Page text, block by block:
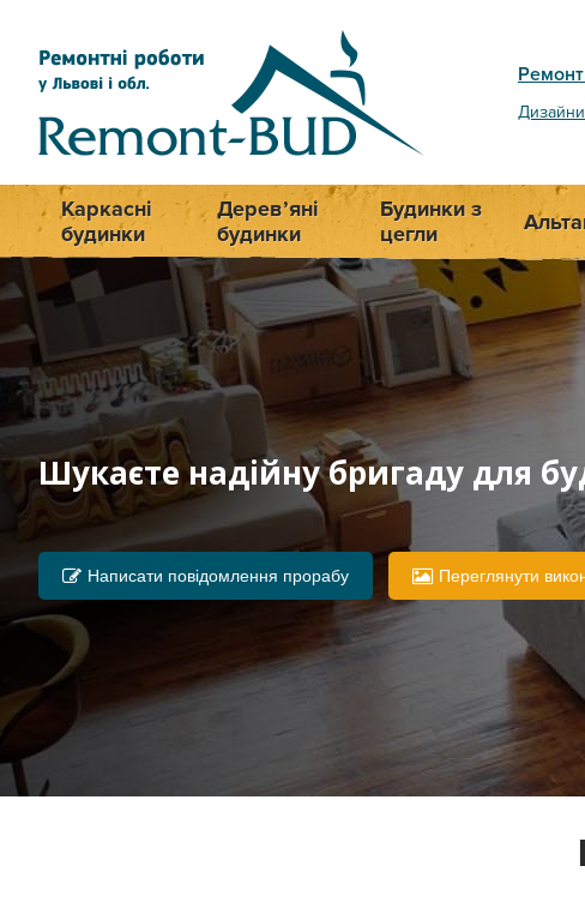
Дизайни
Каркасні
будинки
Дерев’яні
будинки
Будинки з
цегли
Шукаєте надійну бригаду для
Написати повідомлення прорабу Переглянути